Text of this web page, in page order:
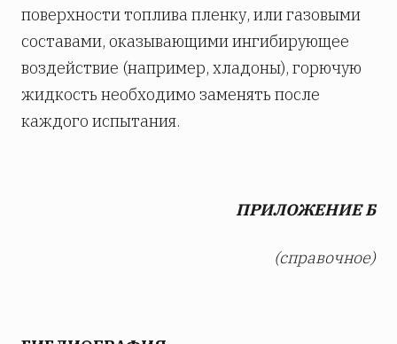
поверхности топлива пленку, или газовыми
составами, оказывающими ингибирующее
воздействие (например, хладоны), горючую
жидкость необходимо заменять после
каждого испытания.
ПРИЛОЖЕНИЕ Б
(справочное)